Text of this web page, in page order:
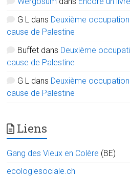
G L dans Deuxième
cause de Palestine
Buffet dans Deuxième
cause de Palestine
G L dans Deuxième
cause de Palestine
Liens
Gang des Vieux en Colère (BE)
ecologiesociale.ch